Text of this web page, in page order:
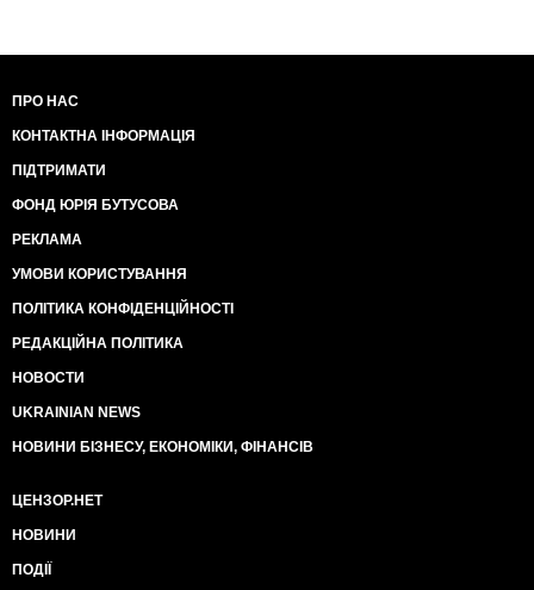
ПРО НАС
КОНТАКТНА ІНФОРМАЦІЯ
ПІДТРИМАТИ
ФОНД ЮРІЯ БУТУСОВА
РЕКЛАМА
УМОВИ КОРИСТУВАННЯ
ПОЛІТИКА КОНФІДЕНЦІЙНОСТІ
РЕДАКЦІЙНА ПОЛІТИКА
НОВОСТИ
UKRAINIAN NEWS
НОВИНИ БІЗНЕСУ, ЕКОНОМІКИ, ФІНАНСІВ
ЦЕНЗОР.НЕТ
НОВИНИ
ПОДІЇ